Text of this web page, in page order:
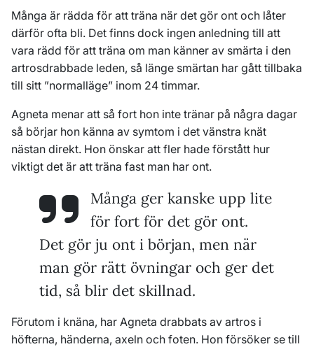
Många är rädda för att träna när det gör ont och låter
därför ofta bli. Det finns dock ingen anledning till att
vara rädd för att träna om man känner av smärta i den
artrosdrabbade leden, så länge smärtan har gått tillbaka
till sitt ”normalläge” inom 24 timmar.
Agneta menar att så fort hon inte tränar på några dagar
så börjar hon känna av symtom i det vänstra knät
nästan direkt. Hon önskar att fler hade förstått hur
viktigt det är att träna fast man har ont.
Många ger kanske upp lite
för fort för det gör ont.
Det gör ju ont i början, men när
man gör rätt övningar och ger det
tid, så blir det skillnad.
Förutom i knäna, har Agneta drabbats av artros i
höfterna, händerna, axeln och foten. Hon försöker se till